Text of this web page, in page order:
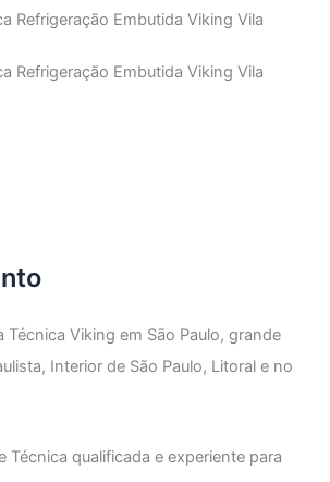
Refrigeração Embutida Viking Vila
Refrigeração Embutida Viking Vila
Técnica Viking em São Paulo, grande
Interior de São Paulo, Litoral e no
Técnica qualificada e experiente para